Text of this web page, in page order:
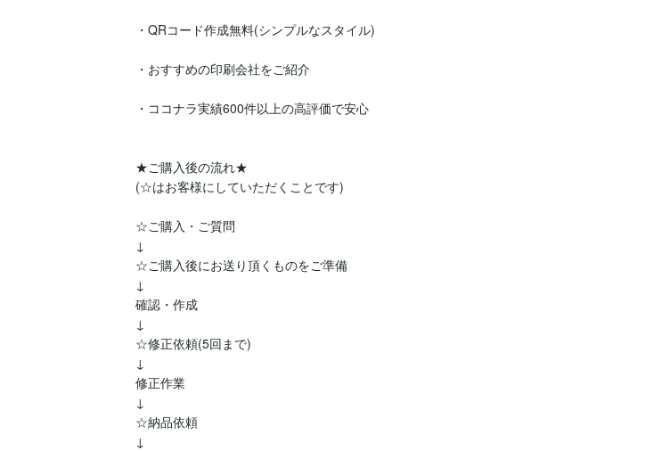
・QRコード作成無料(シンプルなスタイル)
・おすすめの印刷会社をご紹介
・ココナラ実績600件以上の高評価で安心
★ご購入後の流れ★
(☆はお客様にしていただくことです)
☆ご購入・ご質問
↓
☆ご購入後にお送り頂くものをご準備
↓
確認・作成
↓
☆修正依頼(5回まで)
↓
修正作業
↓
☆納品依頼
↓